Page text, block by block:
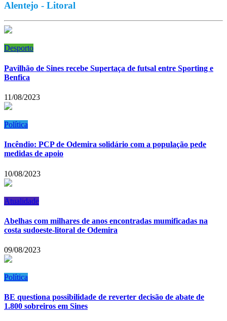
Alentejo - Litoral
Desporto
Pavilhão de Sines recebe Supertaça de futsal entre Sporting e
Benfica
11/08/2023
Política
Incêndio: PCP de Odemira solidário com a população pede
medidas de apoio
10/08/2023
Atualidade
Abelhas com milhares de anos encontradas mumificadas na
costa sudoeste-litoral de Odemira
09/08/2023
Política
BE questiona possibilidade de reverter decisão de abate de
1.800 sobreiros em Sines